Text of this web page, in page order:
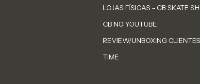
LOJAS FÍSICAS - CB SKATE
CB NO YOUTUBE
REVIEW/UNBOXING CLIENTES
TIME